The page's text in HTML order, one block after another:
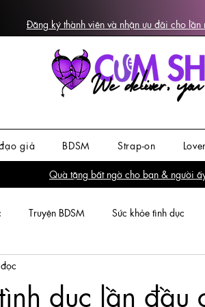
Đăng ký thành viên và nhận ưu đãi cho lần
giả BDSM Strap-on
Quà tặng bất ngờ cho bạn & người
Truyện BDSM Sức khỏe tình dục
dục lần đầu